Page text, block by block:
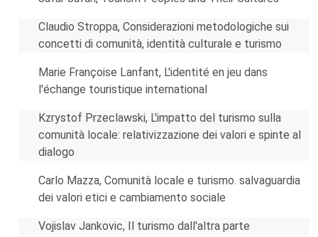
Claudio Stroppa, Considerazioni metodologiche sui
concetti di comunità, identità culturale e turismo
Marie Françoise Lanfant, L'identité en jeu dans
l'échange touristique international
Kzrystof Przeclawski, L'impatto del turismo sulla
comunità locale: relativizzazione dei valori e spinte al
dialogo
Carlo Mazza, Comunità locale e turismo. salvaguardia
dei valori etici e cambiamento sociale
Vojislav Jankovic, Il turismo dall'altra parte